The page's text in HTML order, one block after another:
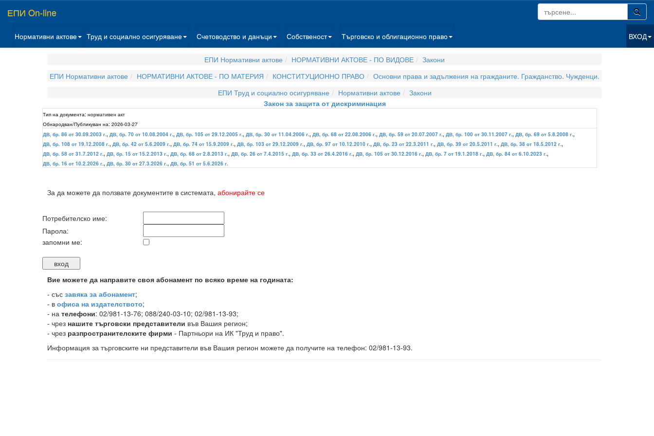
ЕПИ On-line
Нормативни актове Труд и социално осигуряване Счетоводство и данъци Собственост Търговско и облигационно право ВХОД
ЕПИ Нормативни актове НОРМАТИВНИ АКТОВЕ - ПО ВИДОВЕ
Закони
ЕПИ Нормативни актове
НОРМАТИВНИ АКТОВЕ - ПО МАТЕРИЯ КОНСТИТУЦИОННО ПРАВО
Основни права и задължения на гражданите. Гражданство. Чужденци.
ЕПИ Труд и социално осигуряване
Нормативни актове
Закони
Закон за защита от дискриминация
Тип на документа: нормативен акт
Обнародван/Публикуван на: 2026-03-27
ДВ, бр. 86 от 30.09.2003 г., ДВ, бр. 70 от 10.08.2004 г., ДВ, бр. 105 от 29.12.2005 г., ДВ, бр. 30 от 11.04.2006 г., ДВ, бр. 68 от 22.08.2006 г., ДВ, бр. 59 от 20.07.2007 г., ДВ, бр. 100 от 30.11.2007 г., ДВ, бр. 69 от 5.8.2008 г.,
ДВ, бр. 108 от 19.12.2008 г., ДВ, бр. 42 от 5.6.2009 г., ДВ, бр. 74 от 15.9.2009 г., ДВ, бр. 103 от 29.12.2009 г., ДВ, бр. 97 от 10.12.2010 г., ДВ, бр. 23 от 22.3.2011 г., ДВ, бр. 39 от 20.5.2011 г., ДВ, бр. 38 от 18.5.2012 г.,
ДВ, бр. 58 от 31.7.2012 г., ДВ, бр. 15 от 15.2.2013 г., ДВ, бр. 68 от 2.8.2013 г., ДВ, бр. 26 от 7.4.2015 г., ДВ, бр. 33 от 26.4.2016 г., ДВ, бр. 105 от 30.12.2016 г., ДВ, бр. 7 от 19.1.2018 г., ДВ, бр. 84 от 6.10.2023 г.,
ДВ, бр. 16 от 10.2.2026 г., ДВ, бр. 30 от 27.3.2026 г., ДВ, бр. 51 от 5.6.2026 г.
За да можете да ползвате документите в системата, абонирайте се
Потребителско име:
Парола:
запомни ме:
Вие можете да направите своя абонамент по всяко време на годината:
- със завяка за абонамент;
- в офиса на издателството;
- на телефони: 02/981-13-76; 088/240-03-10; 02/981-13-93;
- чрез нашите търговски представители във Вашия регион;
- чрез разпространителските фирми - Партньори на ИК "Труд и право".
Информация за търговските ни представители във Вашия регион можете да получите на телефон: 02/981-13-93.